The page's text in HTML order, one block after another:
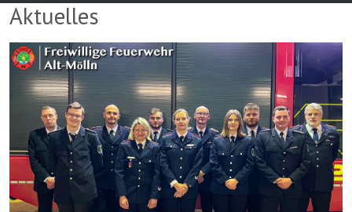
Aktuelles